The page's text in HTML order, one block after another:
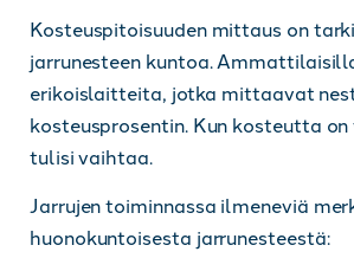
Kosteuspitoisuuden mittaus on
jarrunesteen kuntoa.
erikoislaitteita, jotka mittaavat
kosteusprosentin. Kun kosteutta
tulisi vaihtaa.
Jarrujen toiminnassa ilmeneviä
huonokuntoisesta jarrunesteestä: